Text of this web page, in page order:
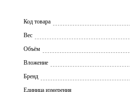
Код товара
Вес
Объём
Вложение
Брeнд
Единица измерения